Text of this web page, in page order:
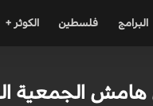
البرامج فلسطين الكوثر +
هامش الجمعية